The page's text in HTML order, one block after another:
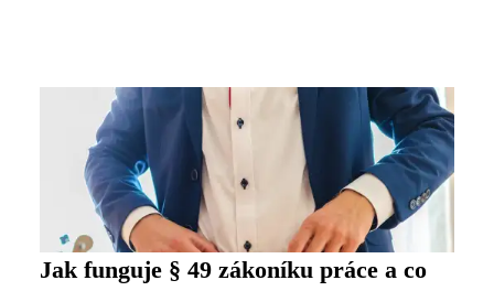
Jak funguje § 49 zákoníku práce a co